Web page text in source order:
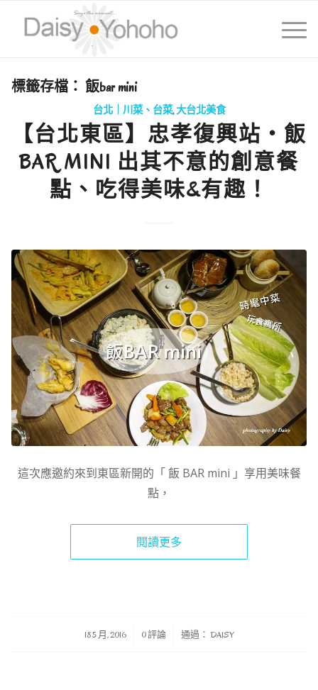
標籤存檔： 飯bar mini
台北｜川菜、台菜,大台北美食
【台北東區】忠孝復興站・飯
BAR MINI 出其不意的創意餐
點、吃得美味&有趣！
這次應邀約來到東區新開的「 飯 BAR mini 」享用美味餐
點，
閱讀更多
18 5 月, 2016
/ 0 評論 通過： DAISY